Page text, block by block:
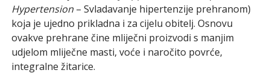
Hypertension– Svladavanje hipertenzije prehranom)
koja je ujedno prikladna i za cijelu obitelj. Osnovu
ovakve prehrane čine mliječni proizvodi s manjim
udjelom mliječne masti, voće i naročito povrće,
integralne žitarice.